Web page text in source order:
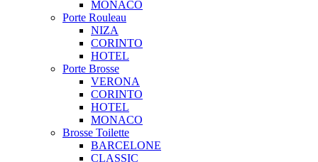
MONACO
Porte Rouleau
NIZA
CORINTO
HOTEL
Porte Brosse
VERONA
CORINTO
HOTEL
MONACO
Brosse Toilette
BARCELONE
CLASSIC